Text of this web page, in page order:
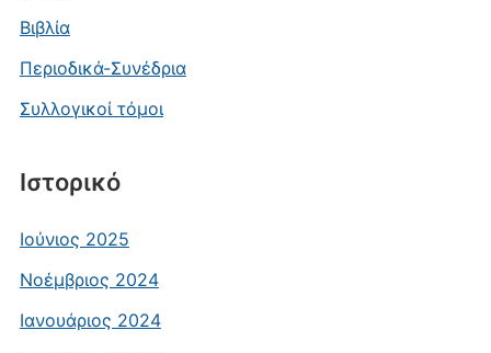
Βιβλία
Περιοδικά-Συνέδρια
Συλλογικοί τόμοι
Ιστορικό
Ιούνιος 2025
Νοέμβριος 2024
Ιανουάριος 2024